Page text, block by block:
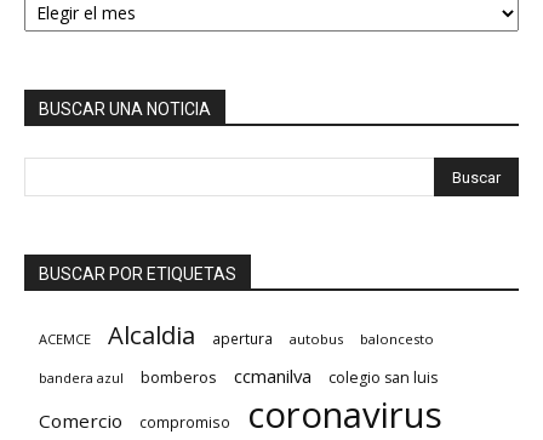
BUSCAR UNA NOTICIA
BUSCAR POR ETIQUETAS
ACEMCE Alcaldia apertura autobus baloncesto
bandera azul bomberos ccmanilva colegio san luis
Comercio compromiso coronavirus